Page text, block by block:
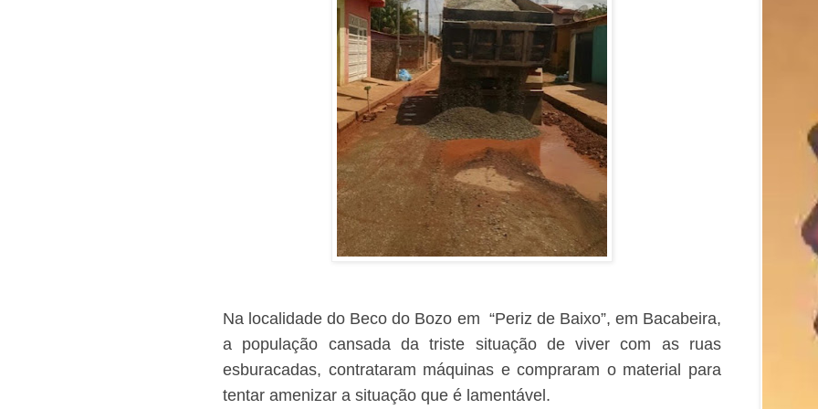
Na localidade do Beco do Bozo em “Periz de Baixo”, em Bacabeira,
a população cansada da triste situação de viver com as ruas
esburacadas, contrataram máquinas e compraram o material para
tentar amenizar a situação que é lamentável.